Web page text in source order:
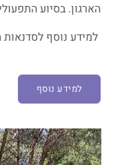
הארגון. בסיוע
למידע נוסף לסדנאות
למידע נוסף